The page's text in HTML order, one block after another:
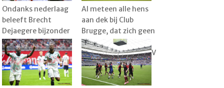
Ondanks nederlaag
beleeft Brecht
Dejaegere bijzonder
familiemoment:
"Dat was heel leuk"
Al meteen alle hens
aan dek bij Club
Brugge, dat zich geen
misstap kan
veroorloven tegen KV
Kortrijk